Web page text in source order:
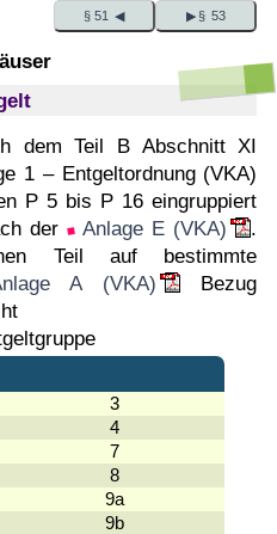
§ 51 ◀ ▶ § 53
dem Teil B Abschnitt XI
1 – Entgeltordnung (VKA)
P 5 bis P 16 eingruppiert
der
Anlage E (VKA) .
Teil auf bestimmte
A (VKA)
Bezug
3
4
7
8
9a
9b